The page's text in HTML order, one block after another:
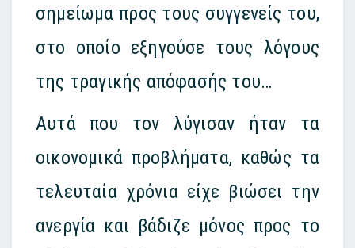
σημείωμα προς τους συγγενείς του,
στο οποίο εξηγούσε τους λόγους
της τραγικής απόφασής του…
Αυτά που τον λύγισαν ήταν τα
οικονομικά προβλήματα, καθώς τα
τελευταία χρόνια είχε βιώσει την
ανεργία και βάδιζε μόνος προς το